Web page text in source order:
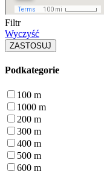
Filtr
Wyczyść
Podkategorie
100 m
1000 m
200 m
300 m
400 m
500 m
600 m